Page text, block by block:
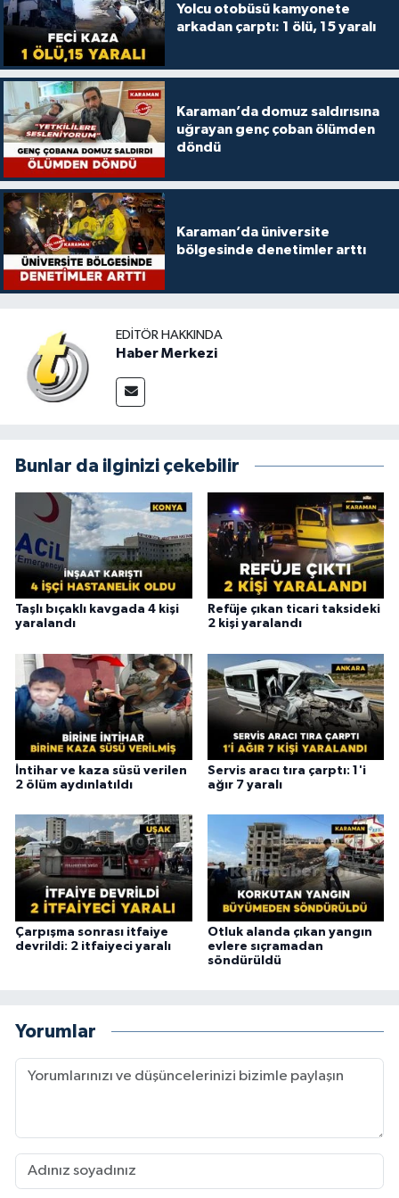
Yolcu otobüsü kamyonete
arkadan çarptı: 1 ölü, 15 yaralı
Karaman’da domuz saldırısına
uğrayan genç çoban ölümden
döndü
Karaman’da üniversite
bölgesinde denetimler arttı
EDITÖR HAKKINDA
Haber Merkezi
Bunlar da ilginizi çekebilir
Taşlı bıçaklı kavgada 4 kişi
yaralandı
Refüje çıkan ticari taksideki
2 kişi yaralandı
İntihar ve kaza süsü verilen
2 ölüm aydınlatıldı
Servis aracı tıra çarptı: 1'i
ağır 7 yaralı
Çarpışma sonrası itfaiye
devrildi: 2 itfaiyeci yaralı
Otluk alanda çıkan yangın
evlere sıçramadan
söndürüldü
Yorumlar